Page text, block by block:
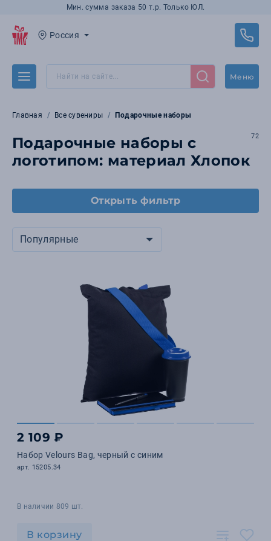
Мин. сумма заказа 50 т.р. Только ЮЛ.
Россия
Меню
Главная Все сувениры Подарочные наборы
Подарочные наборы с
логотипом: материал Хлопок
72
Открыть фильтр
Популярные
2 109 ₽
Набор Velours Bag, черный с синим
арт. 15205.34
В наличии 809 шт.
В корзину